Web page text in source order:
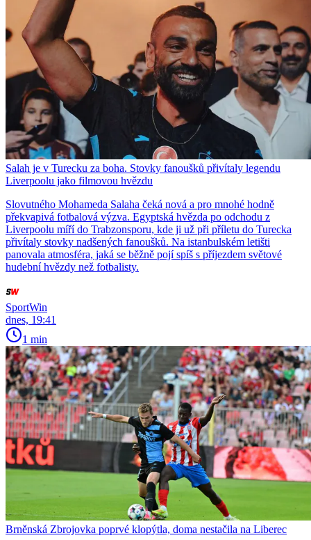
Salah je v Turecku za boha. Stovky fanoušků přivítaly legendu
Liverpoolu jako filmovou hvězdu
Slovutného Mohameda Salaha čeká nová a pro mnohé hodně
překvapivá fotbalová výzva. Egyptská hvězda po odchodu z
Liverpoolu míří do Trabzonsporu, kde ji už při příletu do Turecka
přivítaly stovky nadšených fanoušků. Na istanbulském letišti
panovala atmosféra, jaká se běžně pojí spíš s příjezdem světové
hudební hvězdy než fotbalisty.
SportWin
dnes, 19:41
1 min
Brněnská Zbrojovka poprvé klopýtla, doma nestačila na Liberec